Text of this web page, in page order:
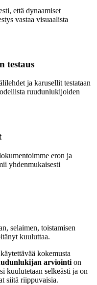
että dynaamiset
vastaa visuaalista
testaus
ja karusellit testataan
ruudunlukijoiden
eron ja
yhdenmukaisesti
selaimen, toistamisen
kuuluttaa.
kokemusta
arviointi on
kuulutetaan selkeästi ja on
siitä riippuvaisia.